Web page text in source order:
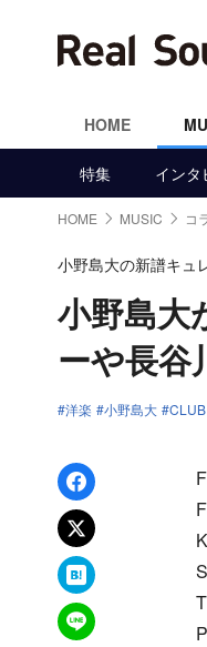
HOME
特集 インタ
HOME MUSIC コ
小野島大の新譜キュ
小野島
ーや長谷
洋楽 小野島大 CLUB
Facebookで
xでポスト
はてなブッ
LINEで送る